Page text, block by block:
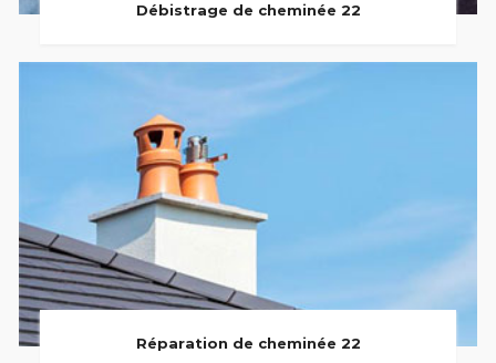
Débistrage de cheminée 22
Réparation de cheminée 22